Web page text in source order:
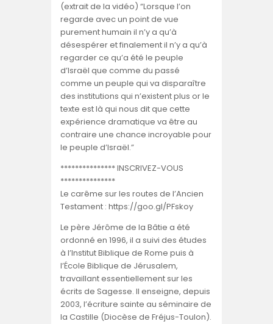
(extrait de la vidéo) “Lorsque l’on
regarde avec un point de vue
purement humain il n’y a qu’à
désespérer et finalement il n’y a qu’à
regarder ce qu’a été le peuple
d’Israël que comme du passé
comme un peuple qui va disparaître
des institutions qui n’existent plus or le
texte est là qui nous dit que cette
expérience dramatique va être au
contraire une chance incroyable pour
le peuple d’Israël.”
*************** INSCRIVEZ-VOUS
***************
Le carême sur les routes de l’Ancien
Testament : https://goo.gl/PFskoy
Le père Jérôme de la Bâtie a été
ordonné en 1996, il a suivi des études
à l’Institut Biblique de Rome puis à
l’École Biblique de Jérusalem,
travaillant essentiellement sur les
écrits de Sagesse. Il enseigne, depuis
2003, l’écriture sainte au séminaire de
la Castille (Diocèse de Fréjus-Toulon).